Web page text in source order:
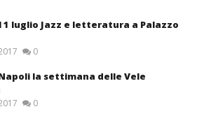
1 luglio Jazz e letteratura a Palazzo
0
la settimana delle Vele
0